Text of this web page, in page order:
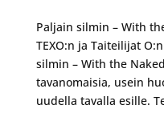
Paljain silmin – With
TEXO:n ja Taiteilijat
silmin – With the
tavanomaisia, usein
uudella tavalla esille.